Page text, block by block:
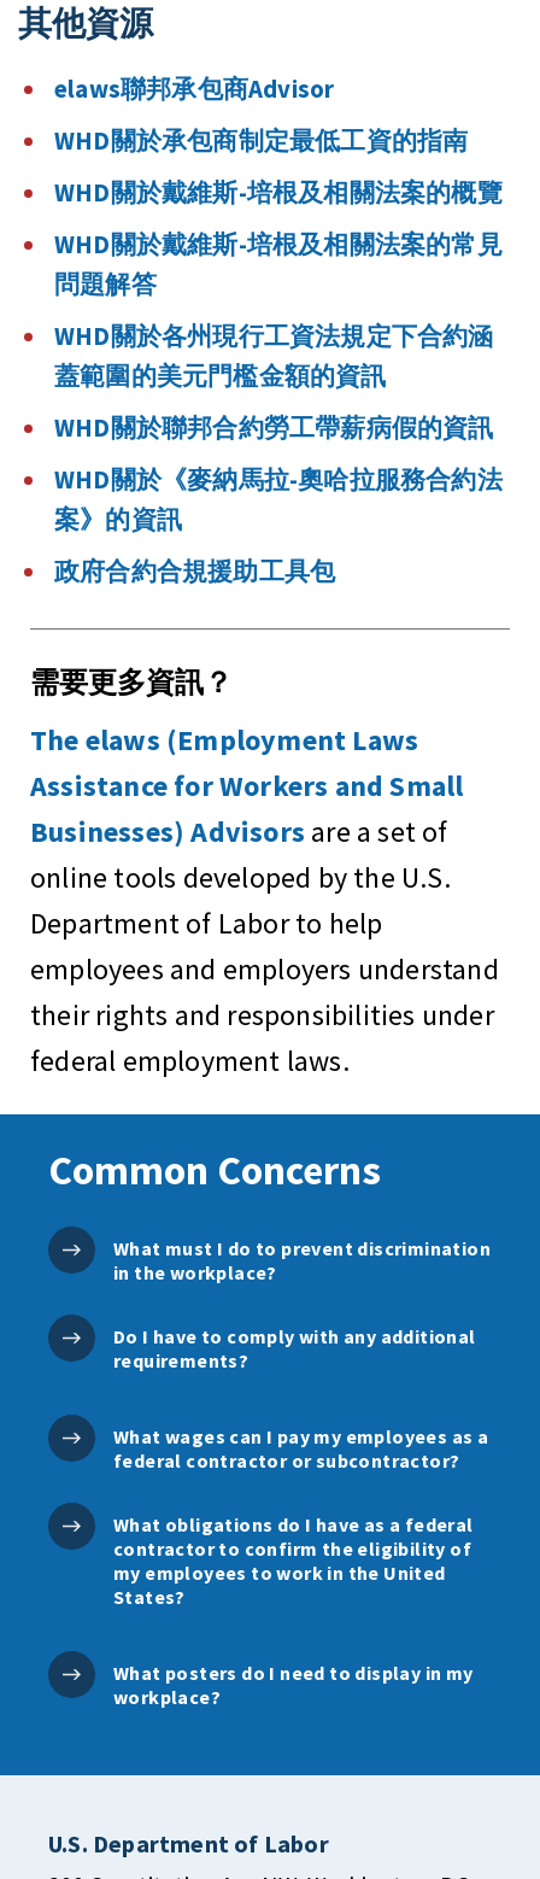
其他資源
elaws聯邦承包商Advisor
WHD關於承包商制定最低工資的指南
WHD關於戴維斯-培根及相關法案的概覽
WHD關於戴維斯-培根及相關法案的常見
問題解答
WHD關於各州現行工資法規定下合約涵
蓋範圍的美元門檻金額的資訊
WHD關於聯邦合約勞工帶薪病假的資訊
WHD關於《麥納馬拉-奧哈拉服務合約法
案》的資訊
政府合約合規援助工具包
需要更多資訊？
The elaws (Employment Laws
Assistance for Workers and Small
Businesses) Advisors are a set of
online tools developed by the U.S.
Department of Labor to help
employees and employers understand
their rights and responsibilities under
federal employment laws.
Common Concerns
What must I do to prevent discrimination
in the workplace?
Do I have to comply with any additional
requirements?
What wages can I pay my employees as a
federal contractor or subcontractor?
What obligations do I have as a federal
contractor to confirm the eligibility of
my employees to work in the United
States?
What posters do I need to display in my
workplace?
U.S. Department of Labor